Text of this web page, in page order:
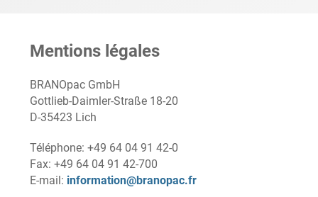
Mentions légales
BRANOpac GmbH
Gottlieb-Daimler-Straße 18-20
D-35423 Lich
Téléphone: +49 64 04 91 42-0
Fax: +49 64 04 91 42-700
E-mail: information@branopac.fr